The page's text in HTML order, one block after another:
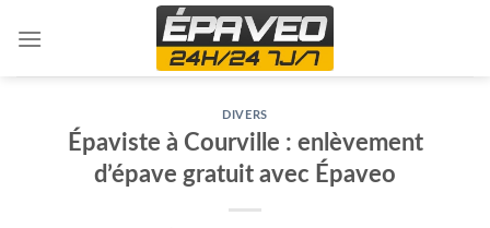
DIVERS
Épaviste à Courville : enlèvement
d’épave gratuit avec Épaveo